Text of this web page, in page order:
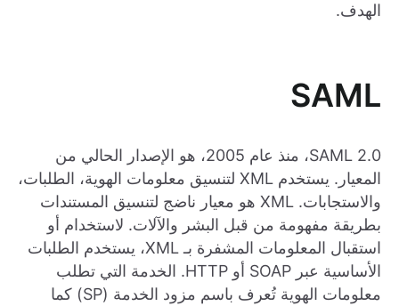
الهدف.
SAML
SAML 2.0، منذ عام 2005، هو الإصدار الحالي من
المعيار. يستخدم XML لتنسيق معلومات الهوية، الطلبات،
والاستجابات. XML هو معيار ناضج لتنسيق المستندات
بطريقة مفهومة من قبل البشر والآلات. لاستخدام أو
استقبال المعلومات المشفرة بـ XML، يستخدم الطلبات
الأساسية عبر SOAP أو HTTP. الخدمة التي تطلب
معلومات الهوية تُعرف باسم مزود الخدمة (SP) كما